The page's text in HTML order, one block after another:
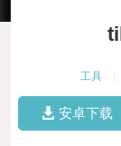
工具
安卓下载